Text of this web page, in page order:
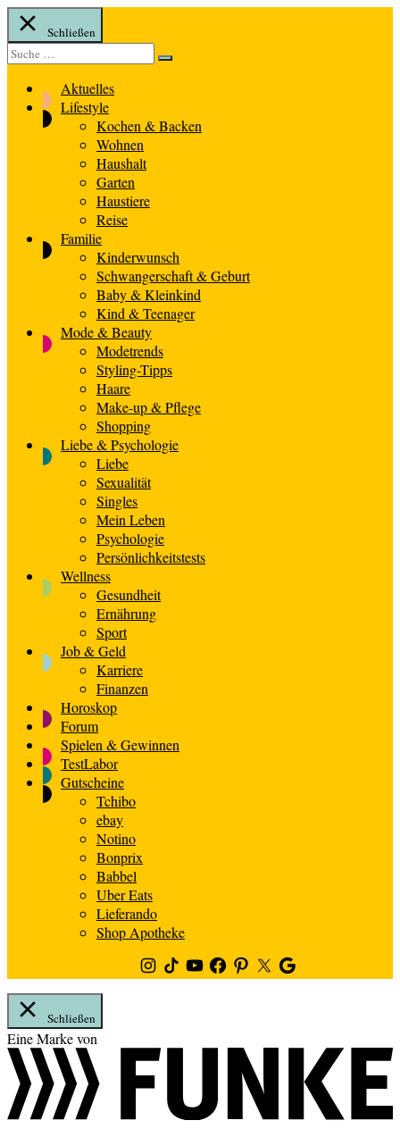
Schließen
Suche
nach:
Suche
Aktuelles
Lifestyle
Kochen & Backen
Wohnen
Haushalt
Garten
Haustiere
Reise
Familie
Kinderwunsch
Schwangerschaft & Geburt
Baby & Kleinkind
Kind & Teenager
Mode & Beauty
Modetrends
Styling-Tipps
Haare
Make-up & Pflege
Shopping
Liebe & Psychologie
Liebe
Sexualität
Singles
Mein Leben
Psychologie
Persönlichkeitstests
Wellness
Gesundheit
Ernährung
Sport
Job & Geld
Karriere
Finanzen
Horoskop
Forum
Spielen & Gewinnen
TestLabor
Gutscheine
Tchibo
ebay
Notino
Bonprix
Babbel
Uber Eats
Lieferando
Shop Apotheke
Instagram
TikTokYoutubeFacebook
PinterestTwitterGoogle
News
Schließen
Zum
Inhalt
springen
Eine Marke von